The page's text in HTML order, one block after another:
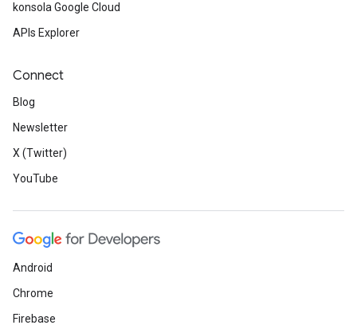
konsola Google Cloud
APIs Explorer
Connect
Blog
Newsletter
X (Twitter)
YouTube
Android
Chrome
Firebase